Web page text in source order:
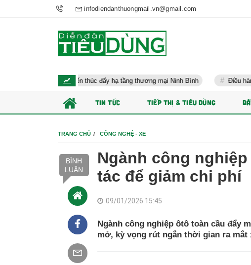
infodiendanthuongmail.vn@gmail.com
đến thúc đẩy hạ tầng thương mại Ninh Bình Điều hành kinh tế vĩ mô
TIN TỨC TIẾP THỊ & TIÊU DÙNG
TRANG CHỦ CÔNG NGHỆ - XE
BÌNH
LUẬN
Ngành công
tác để giảm chi phí
09/01/2026 15:45
Ngành công nghiệp ôtô toàn cầu đẩy
mở, kỳ vọng rút ngắn thời gian ra mắt